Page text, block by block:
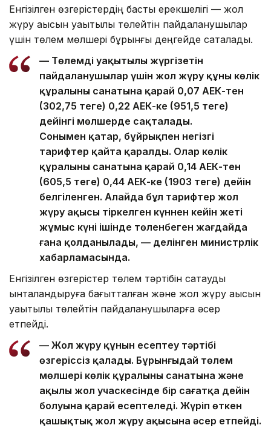
Енгізілген өзгерістердің басты ерекшелігі — жол
жүру ақысын уақытылы төлейтін пайдаланушылар
үшін төлем мөлшері бұрынғы деңгейде сақталады.
— Төлемді уақытылы жүргізетін
пайдаланушылар үшін жол жүру құны көлік
құралының санатына қарай 0,07 АЕК-тен
(302,75 теңге) 0,22 АЕК-ке (951,5 теңге)
дейінгі мөлшерде сақталады.
Сонымен қатар, бұйрықпен негізгі
тарифтер қайта қаралды. Олар көлік
құралының санатына қарай 0,14 АЕК-тен
(605,5 теңге) 0,44 АЕК-ке (1903 теңге) дейін
белгіленген. Алайда бұл тарифтер жол
жүру ақысы тіркелген күннен кейін жеті
жұмыс күні ішінде төленбеген жағдайда
ғана қолданылады, — делінген министрлік
хабарламасында.
Енгізілген өзгерістер төлем тәртібін сақтауды
ынталандыруға бағытталған және жол жүру ақысын
уақытылы төлейтін пайдаланушыларға әсер
етпейді.
— Жол жүру құнын есептеу тәртібі
өзгеріссіз қалады. Бұрынғыдай төлем
мөлшері көлік құралының санатына және
ақылы жол учаскесінде бір сағатқа дейін
болуына қарай есептеледі. Жүріп өткен
қашықтық жол жүру ақысына әсер етпейді.